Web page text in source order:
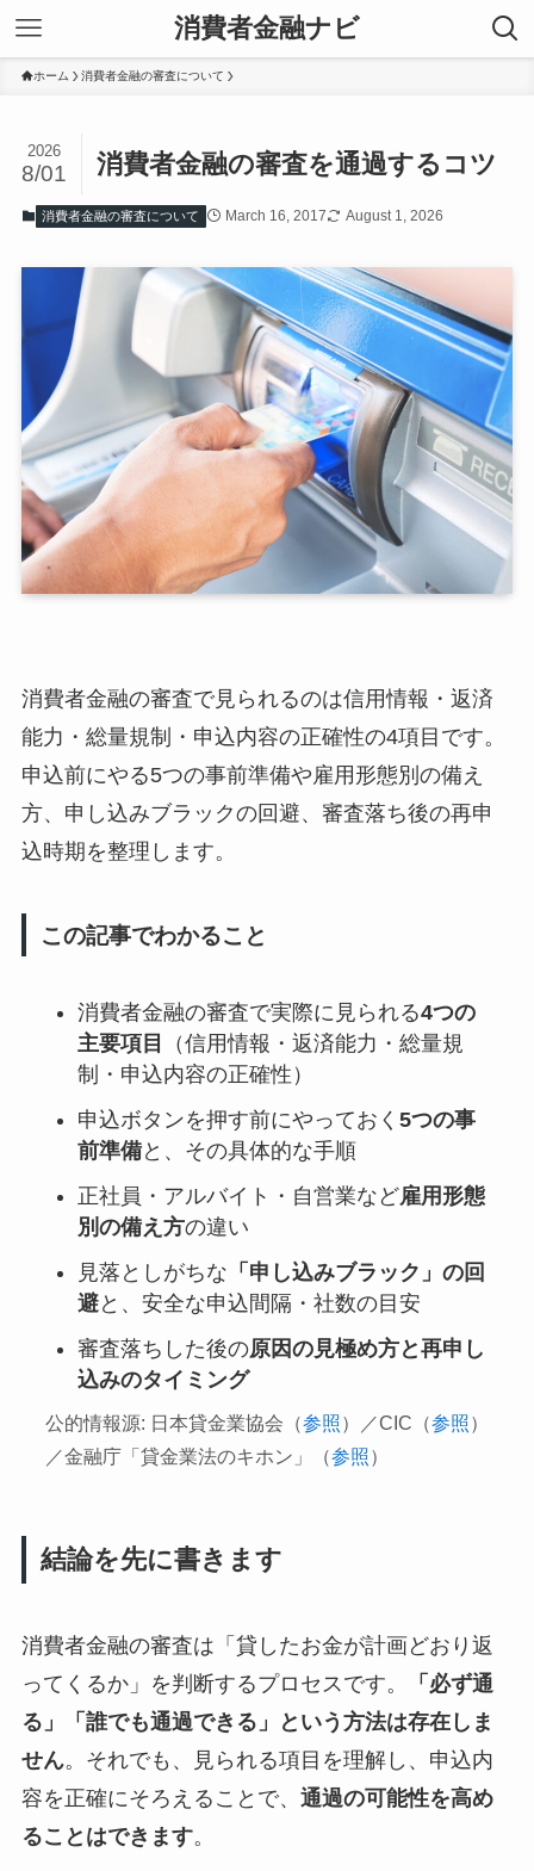
消費者金融ナビ
ホーム 消費者金融の審査について
消費者金融の審査を通過するコツ
2026
8/01
消費者金融の審査について March 16, 2017 August 1, 2026
消費者金融の審査で見られるのは信用情報・返済
能力・総量規制・申込内容の正確性の4項目です。
申込前にやる5つの事前準備や雇用形態別の備え
方、申し込みブラックの回避、審査落ち後の再申
込時期を整理します。
この記事でわかること
消費者金融の審査で実際に見られる4つの
主要項目
（信用情報・返済能力・総量規
制・申込内容の正確性）
申込ボタンを押す前にやっておく 5つの事
前準備と、その具体的な手順
正社員・アルバイト・自営業など雇用形態
別の備え方の違い
見落としがちな 「申し込みブラック」の回
避と、安全な申込間隔・社数の目安
審査落ちした後の原因の見極め方と再申し
込みのタイミング
公的情報源: 日本貸金業協会（参照）／CIC（参照）
／金融庁「貸金業法のキホン」（参照）
結論を先に書きます
消費者金融の審査は「貸したお金が計画どおり返
ってくるか」を判断するプロセスです。
「必ず通
る」「誰でも通過できる」という方法は存在しま
せん。それでも、見られる項目を理解し、申込内
容を正確にそろえることで、 通過の可能性を高め
ることはできます。